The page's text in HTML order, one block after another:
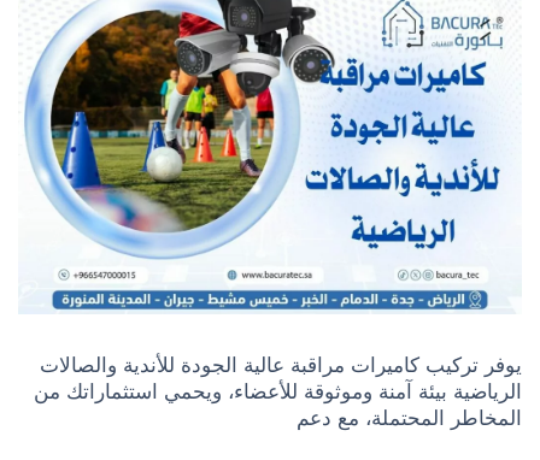
يوفر تركيب كاميرات مراقبة عالية الجودة للأندية والصالات
الرياضية بيئة آمنة وموثوقة للأعضاء، ويحمي استثماراتك من
المخاطر المحتملة، مع دعم